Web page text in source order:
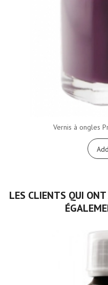
Vernis à ongles
LES CLIENTS QUI